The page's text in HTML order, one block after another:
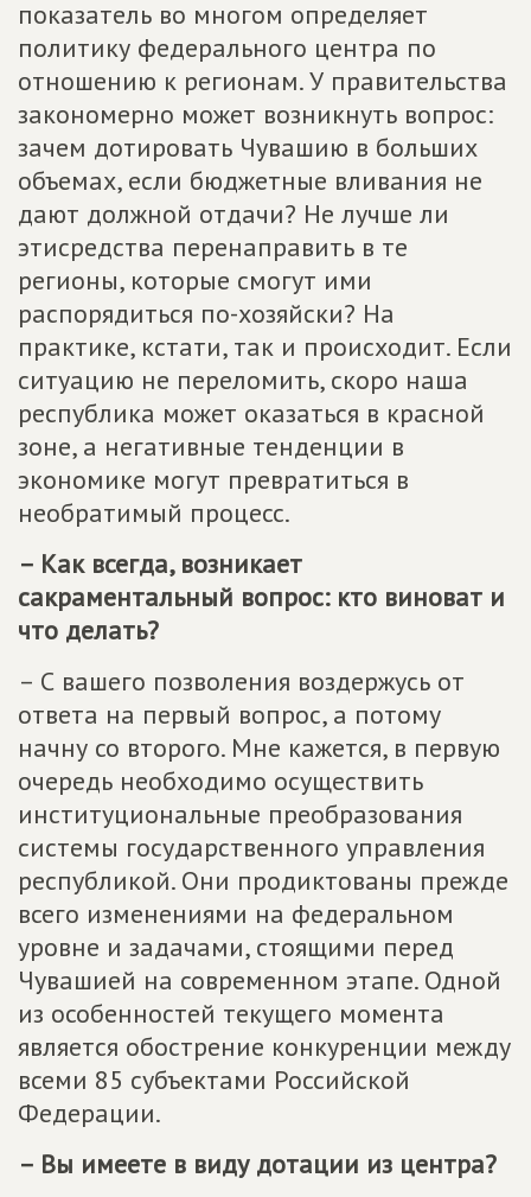
показатель во многом определяет
политику федерального центра по
отношению к регионам. У правительства
закономерно может возникнуть вопрос:
зачем дотировать Чувашию в больших
объемах, если бюджетные вливания не
дают должной отдачи? Не лучше ли
этисредства перенаправить в те
регионы, которые смогут ими
распорядиться по-хозяйски? На
практике, кстати, так и происходит. Если
ситуацию не переломить, скоро наша
республика может оказаться в красной
зоне, а негативные тенденции в
экономике могут превратиться в
необратимый процесс.
– Как всегда, возникает
сакраментальный вопрос: кто виноват и
что делать?
– С вашего позволения воздержусь от
ответа на первый вопрос, а потому
начну со второго. Мне кажется, в первую
очередь необходимо осуществить
институциональные преобразования
системы государственного управления
республикой. Они продиктованы прежде
всего изменениями на федеральном
уровне и задачами, стоящими перед
Чувашией на современном этапе. Одной
из особенностей текущего момента
является обострение конкуренции между
всеми 85 субъектами Российской
Федерации.
– Вы имеете в виду дотации из центра?